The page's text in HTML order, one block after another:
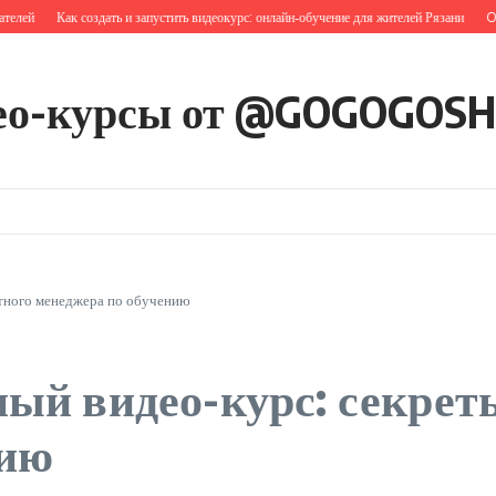
Как создать и запустить видеокурс: онлайн‑обучение для жителей Рязани
курсы от
менеджера по обучению
видео-курс: